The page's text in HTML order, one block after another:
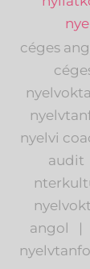
céges
nyelvi
audit
angol
|